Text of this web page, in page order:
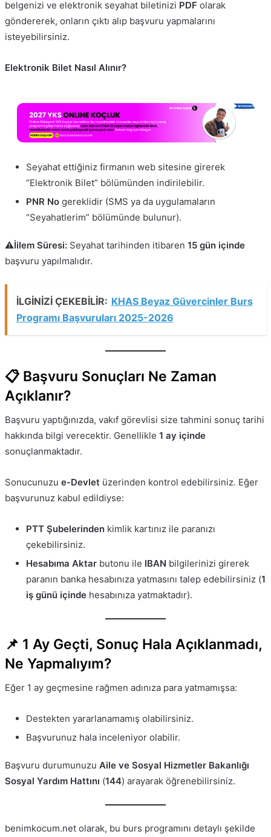
belgenizi ve elektronik seyahat biletinizi PDF olarak
göndererek, onların çıktı alıp başvuru yapmalarını
isteyebilirsiniz.
Elektronik Bilet Nasıl Alınır?
Seyahat ettiğiniz firmanın web sitesine girerek
“Elektronik Bilet” bölümünden indirilebilir.
PNR Nogereklidir (SMS ya da uygulamaların
“Seyahatlerim” bölümünde bulunur).
⚠İilem Süresi:Seyahat tarihinden itibaren 15 gün içinde
başvuru yapılmalıdır.
İLGİNİZİ ÇEKEBİLİR: KHAS Beyaz Güvercinler Burs
Programı Başvuruları 2025-2026
📋 Başvuru Sonuçları Ne Zaman
Açıklanır?
Başvuru yaptığınızda, vakıf görevlisi size tahmini sonuç tarihi
hakkında bilgi verecektir. Genellikle 1 ay içinde
sonuçlanmaktadır.
Sonucunuzu e-Devlet üzerinden kontrol edebilirsiniz. Eğer
başvurunuz kabul edildiyse:
PTT Şubelerindenkimlik kartınız ile paranızı
çekebilirsiniz.
Hesabıma Aktarbutonu ile IBAN bilgilerinizi girerek
paranın banka hesabınıza yatmasını talep edebilirsiniz (1
iş günü içindehesabınıza yatmaktadır).
📌 1 Ay Geçti, Sonuç Hala Açıklanmadı,
Ne Yapmalıyım?
Eğer 1 ay geçmesine rağmen adınıza para yatmamışsa:
Destekten yararlanamamış olabilirsiniz.
Başvurunuz hala inceleniyor olabilir.
Başvuru durumunuzu Aile ve Sosyal Hizmetler Bakanlığı
Sosyal Yardım Hattını (144) arayarak öğrenebilirsiniz.
benimkocum.net olarak, bu burs programını detaylı şekilde